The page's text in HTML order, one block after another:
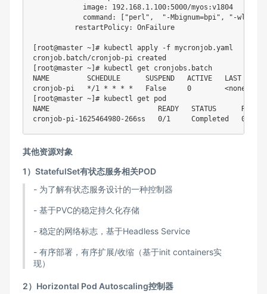
image: 192.168.1.100:5000/myos:v1804
command: ["perl",  "-Mbignum=bpi", "-wle",
restartPolicy: OnFailure
[root@master ~]# kubectl apply -f mycronjob.yaml
cronjob.batch/cronjob-pi created
[root@master ~]# kubectl get cronjobs.batch
NAME         SCHEDULE      SUSPEND   ACTIVE   LAST
cronjob-pi   */1 * * * *   False     0        <none>
[root@master ~]# kubectl get pod
NAME                          READY   STATUS
cronjob-pi-1625464980-266ss   0/1     Completed   0
其他资源对象
1）StatefulSet有状态服务相关POD
- 为了解有状态服务设计的一种控制器
- 基于PVC的稳定持久化存储
- 稳定的网络标志，基于Headless Service
- 有序部署，有序扩展/收缩（基于init containers实
现）
2）Horizontal Pod Autoscaling控制器